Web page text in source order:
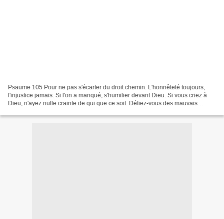
Psaume 105 Pour ne pas s'écarter du droit chemin. L'honnêteté toujours,
l'injustice jamais. Si l'on a manqué, s'humilier devant Dieu. Si vous criez à
Dieu, n'ayez nulle crainte de qui que ce soit. Défiez-vous des mauvais